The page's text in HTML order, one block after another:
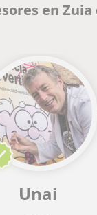
en
Unai